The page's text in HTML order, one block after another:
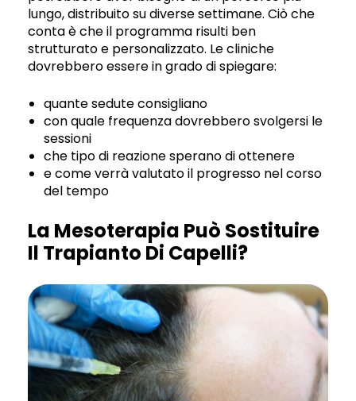
lungo, distribuito su diverse settimane. Ciò che
conta è che il programma risulti ben
strutturato e personalizzato. Le cliniche
dovrebbero essere in grado di spiegare:
quante sedute consigliano
con quale frequenza dovrebbero svolgersi le
sessioni
che tipo di reazione sperano di ottenere
e come verrà valutato il progresso nel corso
del tempo
La Mesoterapia Può Sostituire
Il Trapianto Di Capelli?